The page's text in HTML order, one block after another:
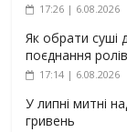
17:26 | 6.08.2026
Як обрати суші
поєднання ролів
17:14 | 6.08.2026
У липні митні
гривень